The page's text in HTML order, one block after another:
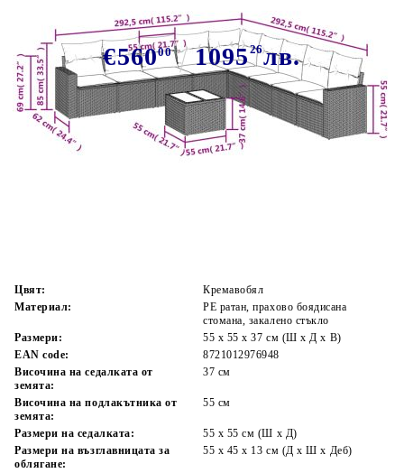
€56000 109526лв.
В наличност: 30 бр.
Цвят:
Кремавобял
Материал:
PE ратан, прахово боядисана
стомана, закалено стъкло
Размери:
55 x 55 x 37 см (Ш x Д x В)
EAN code:
8721012976948
Височина на седалката от
земята:
37 см
Височина на подлакътника от
земята:
55 см
Размери на седалката:
55 x 55 cм (Ш x Д)
Размери на възглавницата за
облягане:
55 x 45 x 13 см (Д х Ш x Деб)